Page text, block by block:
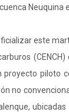
Neuquina
este
proyecto piloto
no